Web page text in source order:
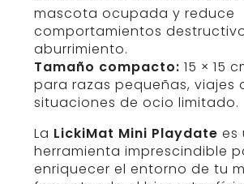
mascota ocupada y reduce
comportamientos
aburrimiento.
Tamaño compacto: 15 × 15
para razas pequeñas, viajes
situaciones de ocio limitado.
La LickiMat Mini Playdate es
herramienta imprescindible
enriquecer el entorno de tu